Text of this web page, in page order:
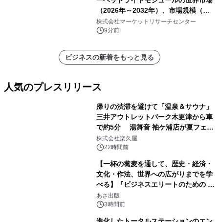
（2026年～2032年）、市場規模（シ
ングルダイレクトビーム、デュアルダ
イレクトビーム、その他）・分析レポ
株式会社マーケットリサーチセンター
9分前
ビジネスの新着をもっと見る
人気のプレスリリース
帰りの渋滞を避けて「温泉＆サウナ」
三井アウトレットパーク木更津から車
で約5分 湯舞音 袖ケ浦店が夏フェア
メニューを提供
株式会社楽久屋
22時間前
【一杯の蕎麦を通して、歴史・経済・
文化・作法、世界への広がりまでを学
べる】『ビジネスエリートのための 教
養としての蕎麦』2026年8月25日
（火）発売
あさ出版
3時間前